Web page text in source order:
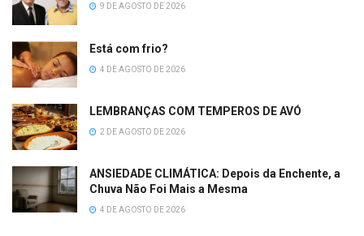
9 DE AGOSTO DE 2026
Está com frio?
4 DE AGOSTO DE 2026
LEMBRANÇAS COM TEMPEROS DE AVÓ
2 DE AGOSTO DE 2026
ANSIEDADE CLIMÁTICA: Depois da Enchente, a
Chuva Não Foi Mais a Mesma
4 DE AGOSTO DE 2026